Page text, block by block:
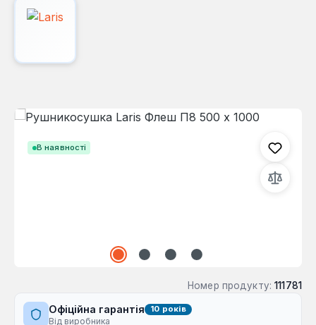
В наявності
Пропустити галерею зображень
Номер продукту: 111781
Офіційна гарантія 10 років
Від виробника